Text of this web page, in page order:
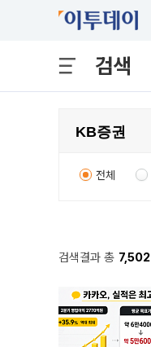
검색
전체
검색결과 총 7,502